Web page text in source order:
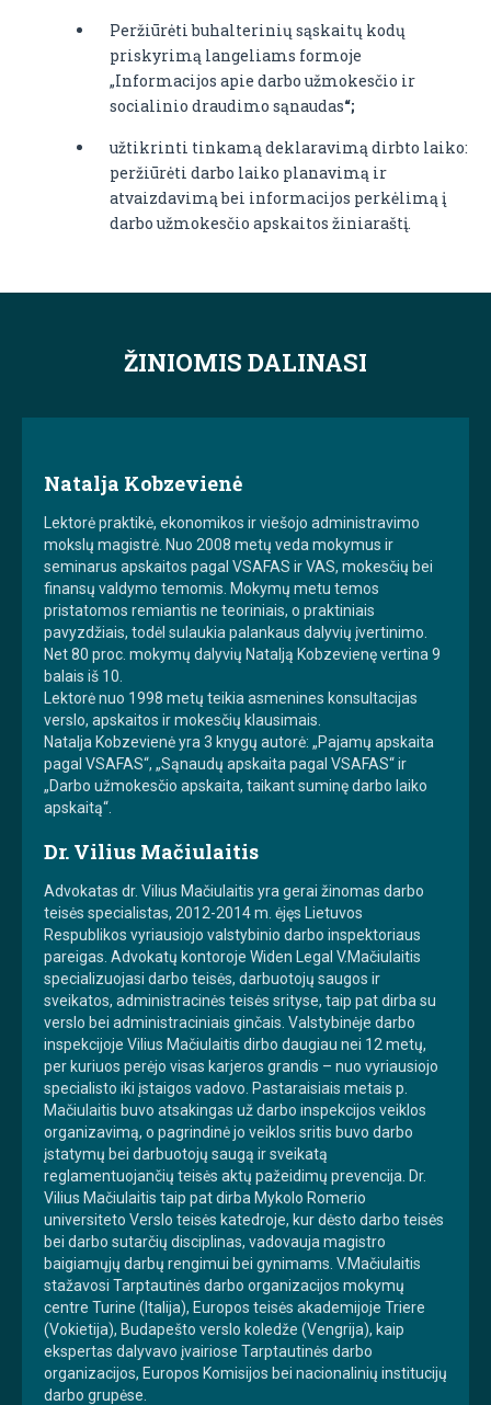
Peržiūrėti buhalterinių sąskaitų kodų
priskyrimą langeliams formoje
„Informacijos apie darbo užmokesčio ir
socialinio draudimo sąnaudas“;
užtikrinti tinkamą deklaravimą dirbto laiko:
peržiūrėti darbo laiko planavimą ir
atvaizdavimą bei informacijos perkėlimą į
darbo užmokesčio apskaitos žiniaraštį.
ŽINIOMIS DALINASI
Natalja Kobzevienė
Lektorė praktikė, ekonomikos ir viešojo administravimo
mokslų magistrė. Nuo 2008 metų veda mokymus ir
seminarus apskaitos pagal VSAFAS ir VAS, mokesčių bei
finansų valdymo temomis. Mokymų metu temos
pristatomos remiantis ne teoriniais, o praktiniais
pavyzdžiais, todėl sulaukia palankaus dalyvių įvertinimo.
Net 80 proc. mokymų dalyvių Natalją Kobzevienę vertina 9
balais iš 10.
Lektorė nuo 1998 metų teikia asmenines konsultacijas
verslo, apskaitos ir mokesčių klausimais.
Natalja Kobzevienė yra 3 knygų autorė: „Pajamų apskaita
pagal VSAFAS“, „Sąnaudų apskaita pagal VSAFAS“ ir
„Darbo užmokesčio apskaita, taikant suminę darbo laiko
apskaitą“.
Dr. Vilius Mačiulaitis
Advokatas dr. Vilius Mačiulaitis yra gerai žinomas darbo
teisės specialistas, 2012-2014 m. ėjęs Lietuvos
Respublikos vyriausiojo valstybinio darbo inspektoriaus
pareigas. Advokatų kontoroje Widen Legal V.Mačiulaitis
specializuojasi darbo teisės, darbuotojų saugos ir
sveikatos, administracinės teisės srityse, taip pat dirba su
verslo bei administraciniais ginčais. Valstybinėje darbo
inspekcijoje Vilius Mačiulaitis dirbo daugiau nei 12 metų,
per kuriuos perėjo visas karjeros grandis – nuo vyriausiojo
specialisto iki įstaigos vadovo. Pastaraisiais metais p.
Mačiulaitis buvo atsakingas už darbo inspekcijos veiklos
organizavimą, o pagrindinė jo veiklos sritis buvo darbo
įstatymų bei darbuotojų saugą ir sveikatą
reglamentuojančių teisės aktų pažeidimų prevencija. Dr.
Vilius Mačiulaitis taip pat dirba Mykolo Romerio
universiteto Verslo teisės katedroje, kur dėsto darbo teisės
bei darbo sutarčių disciplinas, vadovauja magistro
baigiamųjų darbų rengimui bei gynimams. V.Mačiulaitis
stažavosi Tarptautinės darbo organizacijos mokymų
centre Turine (Italija), Europos teisės akademijoje Triere
(Vokietija), Budapešto verslo koledže (Vengrija), kaip
ekspertas dalyvavo įvairiose Tarptautinės darbo
organizacijos, Europos Komisijos bei nacionalinių institucijų
darbo grupėse.